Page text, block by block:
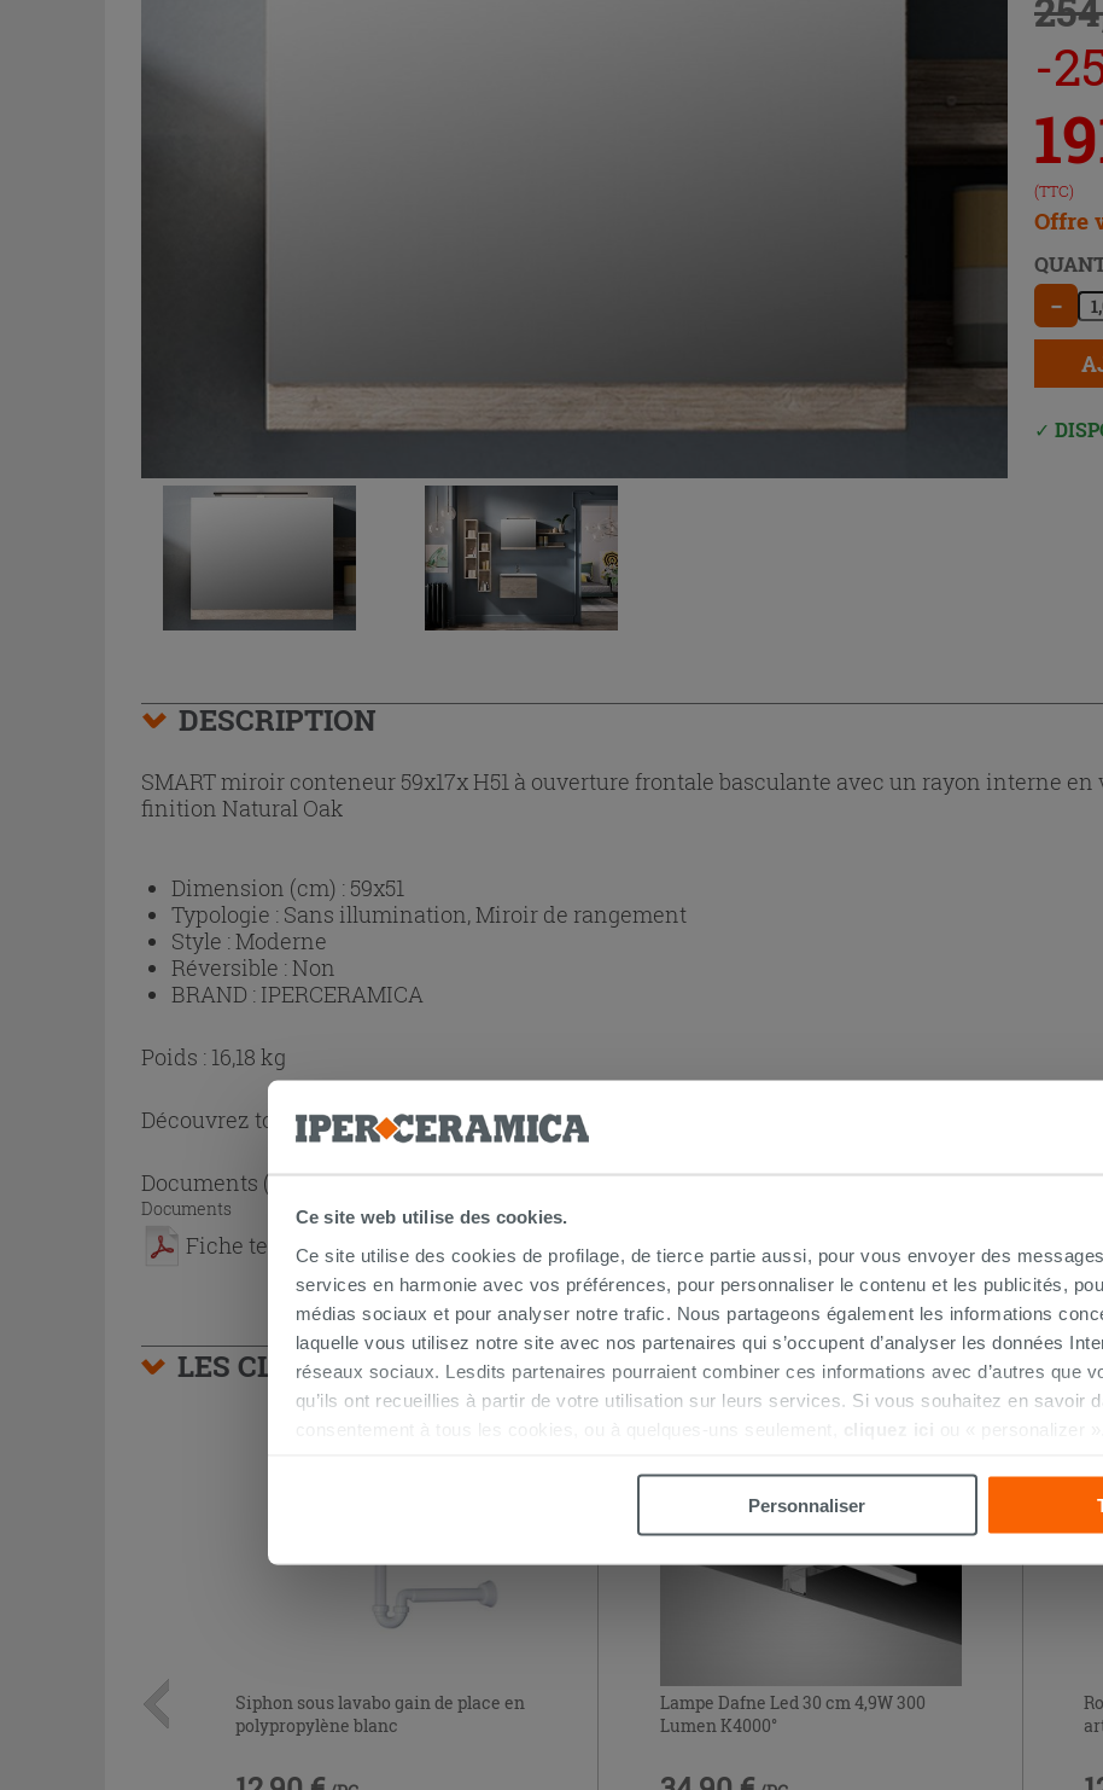
Ce site web utilise des cookies.
Ce site utilise des cookies de profilage, de tierce partie aussi, pour vous envoyer des
services en harmonie avec vos préférences, pour personnaliser le contenu et les publicités,
médias sociaux et pour analyser notre trafic. Nous partageons également les informations
laquelle vous utilisez notre site avec nos partenaires qui s’occupent d’analyser les données
réseaux sociaux. Lesdits partenaires pourraient combiner ces informations avec d’autres que
qu’ils ont recueillies à partir de votre utilisation sur leurs services. Si vous souhaitez en savoir
consentement à tous les cookies, ou à quelques-uns seulement,
cliquez ici ou « personalizer
Personnaliser
-
(TTC)
Offre
−
DESCRIPTION
SMART miroir conteneur 59x17x H51 à ouverture frontale basculante avec un rayon interne
finition Natural Oak
Dimension (cm) : 59x51
Typologie : Sans illumination, Miroir de rangement
Style :Moderne
Réversible :Non
BRAND : IPERCERAMICA
Poids : 16,18 kg
Découvrez toute la collectionMiroir salle de bains
Documents ( 1 - 1 sur 1 )
Documents
Fiche technique
LES CLIENTS AYANT ACHETÉ CE PRODUIT ONT ÉGALEMENT
Siphon sous lavabo gain de place en
polypropylène blanc
Lampe Dafne Led 30 cm 4,9W 300
Lumen K4000°